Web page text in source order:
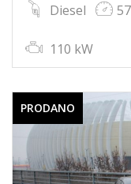
Diesel
110 kW
PRODANO